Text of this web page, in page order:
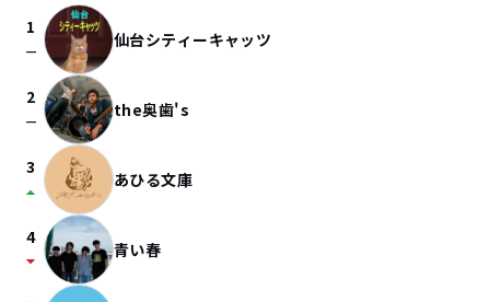
1
check_indeterminate_small 仙台シティーキャッツ
2
check_indeterminate_small the奥歯's
3
arrow_drop_up あひる文庫
4
arrow_drop_down 青い春